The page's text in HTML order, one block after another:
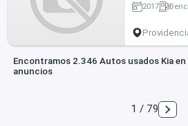
2017
Encontramos 2.346 Autos usados Kia
anuncios
1 / 79